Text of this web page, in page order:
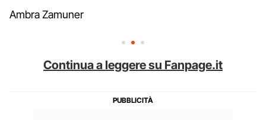
Ambra Zamuner
Continua a leggere su Fanpage.it